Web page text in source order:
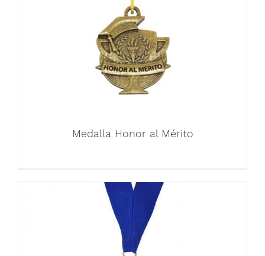
Medalla Honor al Mérito